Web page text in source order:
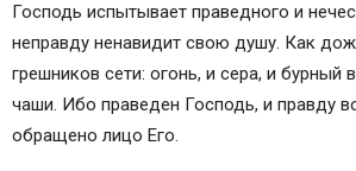
Господь испытывает праведного и
неправду ненавидит свою душу. Как
грешников сети: огонь, и сера, и бурный
чаши. Ибо праведен Господь, и правду
обращено лицо Его.